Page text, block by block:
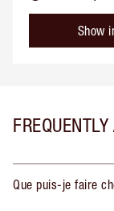
Show
Que puis-je faire